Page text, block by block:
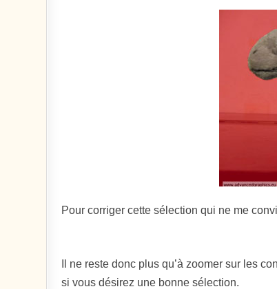
Pour corriger cette sélection qui ne me
Il ne reste donc plus qu’à zoomer sur les
si vous désirez une bonne sélection.